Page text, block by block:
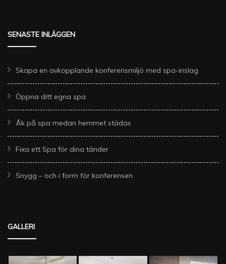
SENASTE INLÄGGEN
Skapa en avkopplande konferensmiljö med spa-inslag
Öppna ditt egna spa
Åk på spa medan hemmet städas
Fixa ett Spa för dina tänder
Snygg – och i form för konferensen
GALLERI